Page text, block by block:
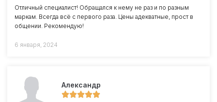
Отличный специалист! Обращался к нему не раз и по разным
маркам. Всегда всё с первого раза. Цены адекватные, прост в
общении. Рекомендую!
6 января, 2024
Александр